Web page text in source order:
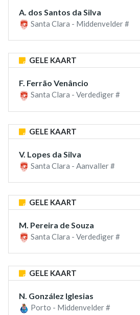
A. dos Santos da Silva
Santa Clara - Middenvelder #
GELE KAART
F. Ferrão Venâncio
Santa Clara - Verdediger #
GELE KAART
V. Lopes da Silva
Santa Clara - Aanvaller #
GELE KAART
M. Pereira de Souza
Santa Clara - Verdediger #
GELE KAART
N. González Iglesias
Porto - Middenvelder #